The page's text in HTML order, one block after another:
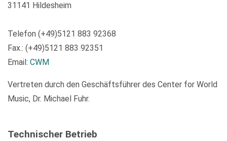
31141 Hildesheim
Telefon (+49)5121 883 92368
Fax.: (+49)5121 883 92351
Email: CWM
Vertreten durch den Geschäftsführer des Center for World
Music, Dr. Michael Fuhr.
Technischer Betrieb